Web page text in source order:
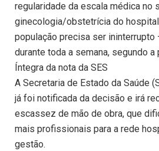
regularidade da escala médica no
ginecologia/obstetrícia do
população precisa ser ininterrupto
durante toda a semana, segundo a
Íntegra da nota da SES
A Secretaria de Estado da Saúde
já foi notificada da decisão e irá
escassez de mão de obra, que
mais profissionais para a rede
gestão.